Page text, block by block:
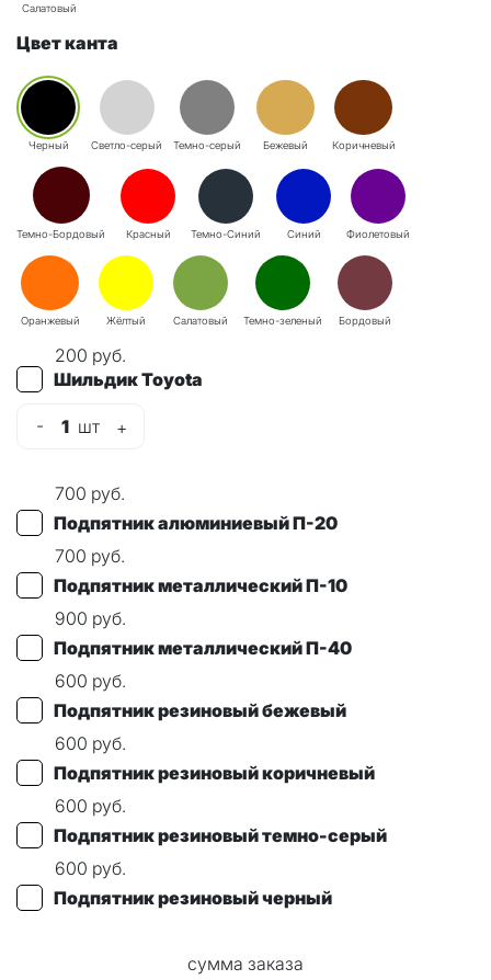
Салатовый
Цвет канта
Черный Светло-серый Темно-серый Бежевый Коричневый
Темно-Бордовый Красный Темно-Синий Синий Фиолетовый
Оранжевый Жёлтый Салатовый Темно-зеленый Бордовый
200 руб.
Шильдик Toyota
- 1 шт +
700 руб.
Подпятник алюминиевый П-20
700 руб.
Подпятник металлический П-10
900 руб.
Подпятник металлический П-40
600 руб.
Подпятник резиновый бежевый
600 руб.
Подпятник резиновый коричневый
600 руб.
Подпятник резиновый темно-серый
600 руб.
Подпятник резиновый черный
сумма заказа